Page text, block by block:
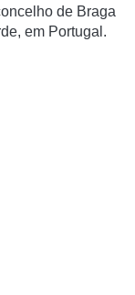
de Braga
em Portugal.